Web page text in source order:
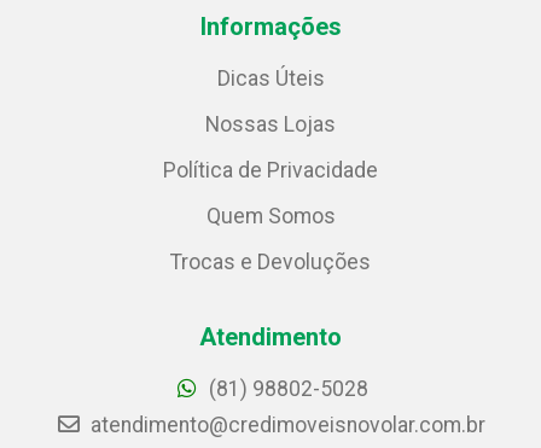
Informações
Dicas Úteis
Nossas Lojas
Política de Privacidade
Quem Somos
Trocas e Devoluções
Atendimento
(81) 98802-5028
atendimento@credimoveisnovolar.com.br